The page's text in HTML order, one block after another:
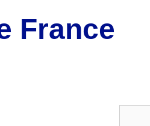
France